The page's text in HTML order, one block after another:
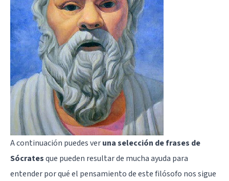
A continuación puedes veruna selección de frases de
Sócratesque pueden resultar de mucha ayuda para
entender por qué el pensamiento de este filósofo nos sigue